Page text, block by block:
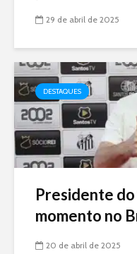
29 de abril de 2025
DESTAQUES
Presidente do
momento no
20 de abril de 2025